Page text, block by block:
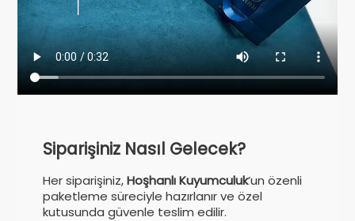
Siparişiniz Nasıl Gelecek?
Her siparişiniz,Hoşhanlı Kuyumculuk’un özenli
paketleme süreciyle hazırlanır ve özel
kutusunda güvenle teslim edilir.